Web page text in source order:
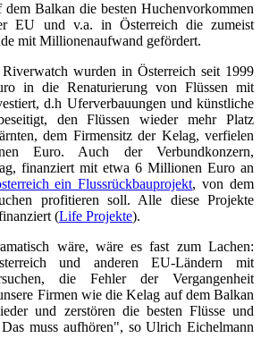
Balkan die besten Huchenvorkommen
EU und v.a. in Österreich die zumeist
mit Millionenaufwand gefördert.
wurden in Österreich seit 1999
in die Renaturierung von Flüssen mit
d.h Uferverbauungen und künstliche
den Flüssen wieder mehr Platz
dem Firmensitz der Kelag, verfielen
Euro. Auch der Verbundkonzern,
finanziert mit etwa 6 Millionen Euro an
ein Flussrückbauprojekt, von dem
profitieren soll. Alle diese Projekte
(Life Projekte).
wäre, wäre es fast zum Lachen:
und anderen EU-Ländern mit
die Fehler der Vergangenheit
Firmen wie die Kelag auf dem Balkan
und zerstören die besten Flüsse und
muss aufhören", so Ulrich Eichelmann